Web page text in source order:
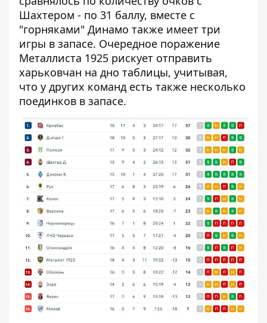
Шахтером - по 31 баллу, вместе с
"горняками" Динамо также имеет три
игры в запасе. Очередное поражение
Металлиста 1925 рискует отправить
харьковчан на дно таблицы, учитывая,
что у других команд есть также несколько
поединков в запасе.